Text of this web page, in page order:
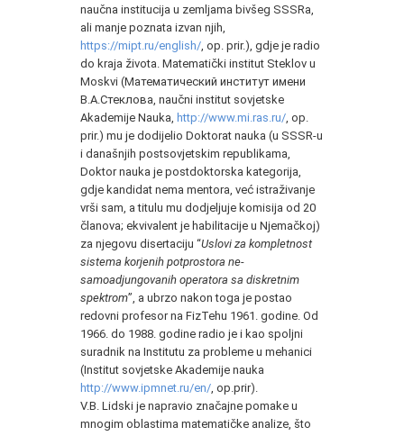
naučna institucija u zemljama bivšeg SSSRa,
ali manje poznata izvan njih,
https://mipt.ru/english/, op. prir.), gdje je radio
do kraja života. Matematički institut Steklov u
Moskvi (Математический институт имени
В.А.Стеклова, naučni institut sovjetske
Akademije Nauka, http://www.mi.ras.ru/, op.
prir.) mu je dodijelio Doktorat nauka (u SSSR-u
i današnjih postsovjetskim republikama,
Doktor nauka je postdoktorska kategorija,
gdje kandidat nema mentora, već istraživanje
vrši sam, a titulu mu dodjeljuje komisija od 20
članova; ekvivalent je habilitacije u Njemačkoj)
za njegovu disertaciju “Uslovi za kompletnost
sistema korjenih potprostora ne-
samoadjungovanih operatora sa diskretnim
spektrom”, a ubrzo nakon toga je postao
redovni profesor na FizTehu 1961. godine. Od
1966. do 1988. godine radio je i kao spoljni
suradnik na Institutu za probleme u mehanici
(Institut sovjetske Akademije nauka
http://www.ipmnet.ru/en/, op.prir).
V.B. Lidski je napravio značajne pomake u
mnogim oblastima matematičke analize, što